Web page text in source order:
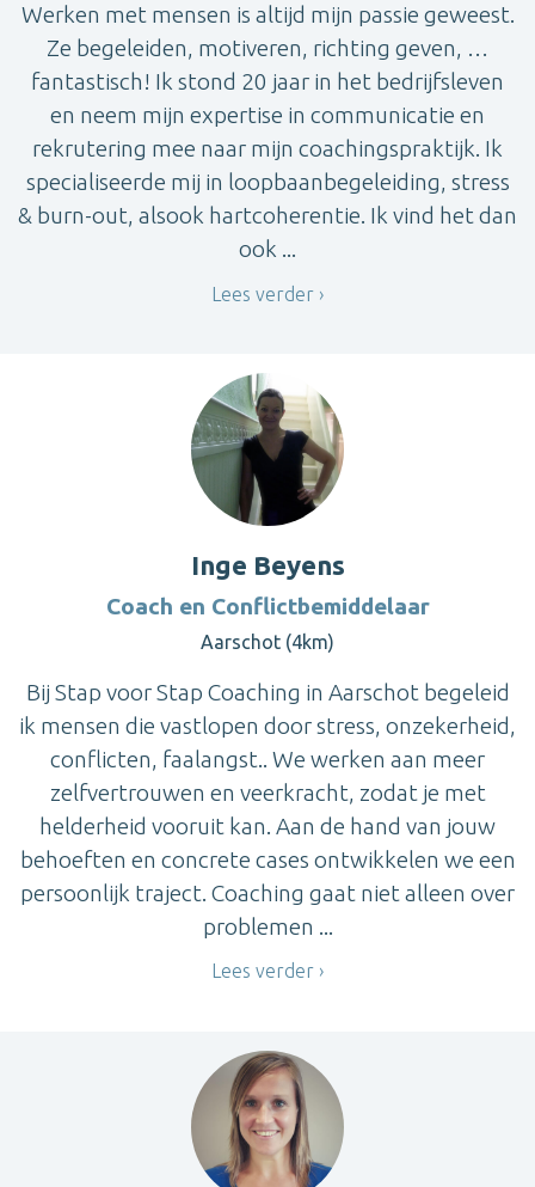
Werken met mensen is altijd mijn passie geweest.
Ze begeleiden, motiveren, richting geven, …
fantastisch! Ik stond 20 jaar in het bedrijfsleven
en neem mijn expertise in communicatie en
rekrutering mee naar mijn coachingspraktijk. Ik
specialiseerde mij in loopbaanbegeleiding, stress
& burn-out, alsook hartcoherentie. Ik vind het dan
ook ...
Lees verder
Inge Beyens
Coach en Conflictbemiddelaar
Aarschot (4km)
Bij Stap voor Stap Coaching in Aarschot begeleid
ik mensen die vastlopen door stress, onzekerheid,
conflicten, faalangst.. We werken aan meer
zelfvertrouwen en veerkracht, zodat je met
helderheid vooruit kan. Aan de hand van jouw
behoeften en concrete cases ontwikkelen we een
persoonlijk traject. Coaching gaat niet alleen over
problemen ...
Lees verder